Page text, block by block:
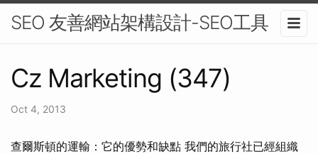
SEO 友善網站架構設計-SEO工具
Cz Marketing (347)
Oct 4, 2013
查爾斯頓的運輸：它的優勢和缺點 我們的旅行社已經組織